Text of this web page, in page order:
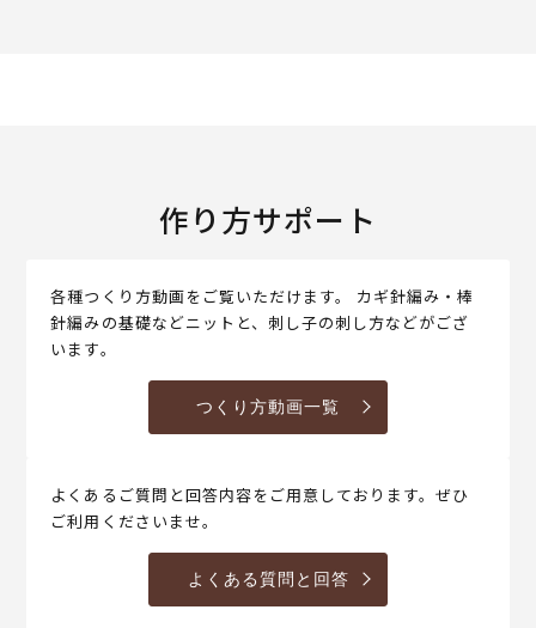
作り方サポート
各種つくり方動画をご覧いただけます。 カギ針編み・棒
針編みの基礎などニットと、刺し子の刺し方などがござ
います。
つくり方動画一覧
よくあるご質問と回答内容をご用意しております。ぜひ
ご利用くださいませ。
よくある質問と回答